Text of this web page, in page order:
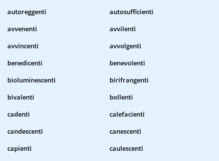
autoreggenti
autosufficienti
avvenenti
avvilenti
avvincenti
avvolgenti
benedicenti
benevolenti
bioluminescenti
birifrangenti
bivalenti
bollenti
cadenti
calefacienti
candescenti
canescenti
capienti
caulescenti